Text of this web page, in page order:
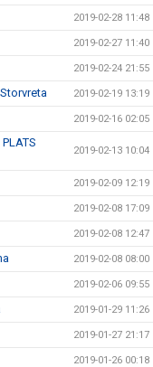
2019-02-28 11:48
2019-02-27 11:40
2019-02-24 21:55
2019-02-19 13:19
2019-02-16 02:05
2019-02-13 10:04
2019-02-09 12:19
2019-02-08 17:09
2019-02-08 12:47
2019-02-08 08:00
2019-02-06 09:55
2019-01-29 11:26
2019-01-27 21:17
2019-01-26 00:18